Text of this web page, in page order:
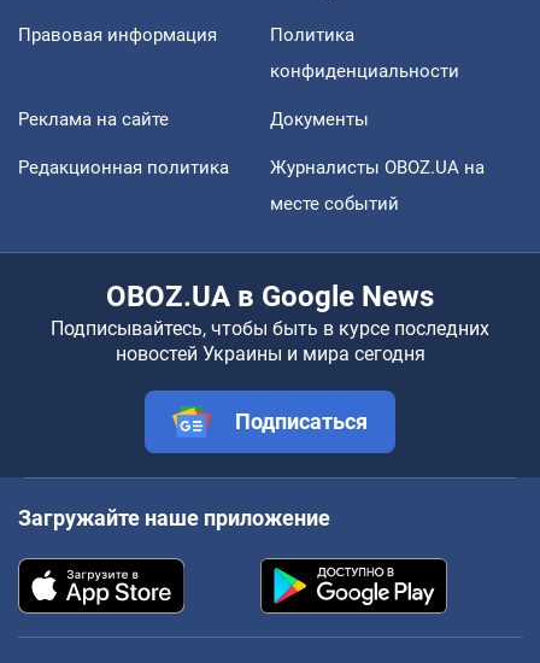
Правовая информация
Политика
конфиденциальности
Реклама на сайте Документы
Редакционная политика
Журналисты OBOZ.UA на
месте событий
OBOZ.UA в Google News
Подписывайтесь, чтобы быть в курсе последних
новостей Украины и мира сегодня
Подписаться
Загружайте наше приложение